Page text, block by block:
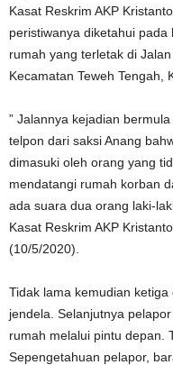
Kasat Reskrim AKP
peristiwanya diketahui
rumah yang terletak di
Kecamatan Teweh Tengah,
” Jalannya kejadian
telpon dari saksi Anang
dimasuki oleh orang yang
mendatangi rumah korban
ada suara dua orang laki-
Kasat Reskrim AKP
(10/5/2020).
Tidak lama kemudian
jendela. Selanjutnya
rumah melalui pintu depan.
Sepengetahuan pelapor,